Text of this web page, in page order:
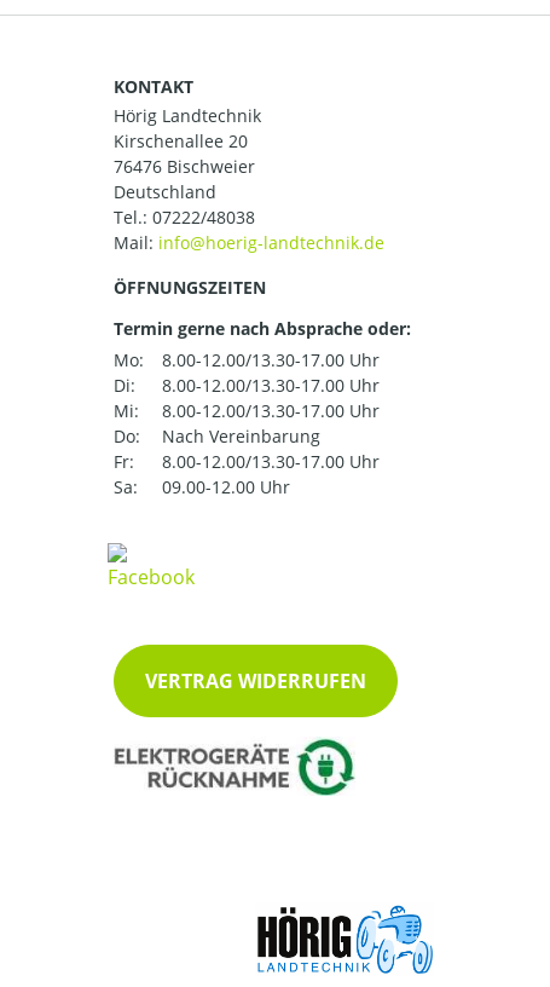
KONTAKT
Hörig Landtechnik
Kirschenallee 20
76476 Bischweier
Deutschland
Tel.: 07222/48038
Mail:
ÖFFNUNGSZEITEN
Termin gerne nach Absprache oder:
Mo:
8.00-12.00/13.30-17.00 Uhr
Di:
8.00-12.00/13.30-17.00 Uhr
Mi:
8.00-12.00/13.30-17.00 Uhr
Do:
Nach Vereinbarung
Fr:
8.00-12.00/13.30-17.00 Uhr
Sa:
09.00-12.00 Uhr
VERTRAG WIDERRUFEN